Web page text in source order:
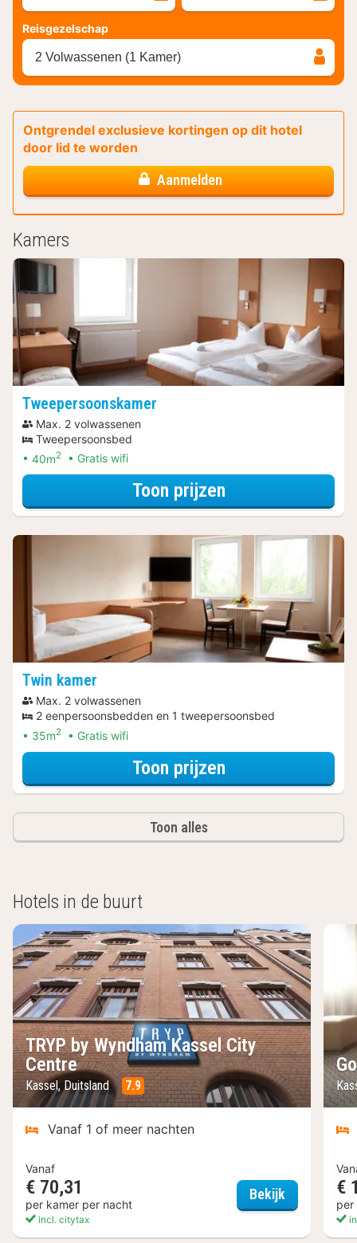
Reisgezelschap
2 Volwassenen (1 Kamer)
Ontgrendel exclusieve kortingen op dit hotel
door lid te worden
Aanmelden
Kamers
Tweepersoonskamer
Max. 2 volwassenen
Tweepersoonsbed
40m2 Gratis wifi
Toon prijzenvoor Ontdek de
Twin kamer
Max. 2 volwassenen
2 eenpersoonsbedden en 1 tweepersoonsbed
35m2 Gratis wifi
Toon prijzenvoor Ontdek de
Toon alles
Hotels in de buurt
TRYP by Wyndham Kassel City
Centre
Kassel, Duitsland 7.9
Vanaf 1 of meer nachten
Vanaf
€ 70,31
per kamer per nacht
incl. citytax
Bekijk TRYP by€
per